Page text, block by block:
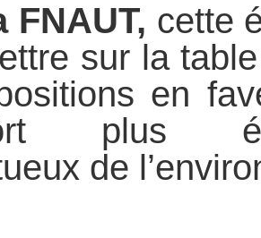
FNAUT, cette
sur la
en
plus
de